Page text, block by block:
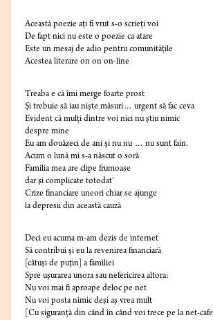
Această poezie aţi fi vrut s-o scrieţi voi
De fapt nici nu este o poezie ca atare
Este un mesaj de adio pentru comunităţile
Acestea literare on on on-line
Treaba e că îmi merge foarte prost
Şi trebuie să iau nişte măsuri… urgent să fac ceva
Evident că mulţi dintre voi nici nu ştiu nimic
despre mine
Eu am douăzeci de ani şi nu nu … nu sunt fain.
Acum o lună mi s-a născut o soră
Familia mea are clipe frumoase
dar şi complicate totodat’
Crize financiare uneori chiar se ajunge
la depresii din această cauză
Deci eu acuma m-am dezis de internet
Să contribui şi eu la revenirea financiară
[câtuşi de puţin] a familiei
Spre uşurarea unora sau nefericirea altora:
Nu voi mai fi aproape deloc pe net
Nu voi posta nimic deşi aş vrea mult
[Cu siguranţă din când în când voi trece pe la net-cafe]